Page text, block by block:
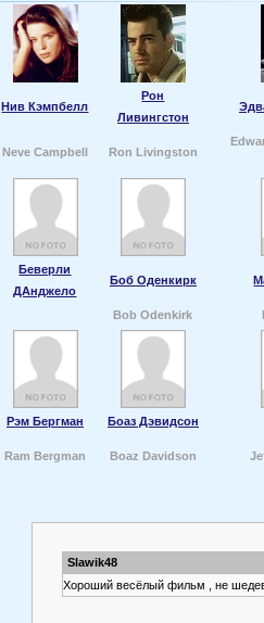
Нив Кэмпбелл
Рон
Ливингстон
Neve Campbell Ron Livingston
Беверли
ДАнджело
Боб Оденкирк
Bob Odenkirk
Рэм Бергман Боаз Дэвидсон
Ram Bergman Boaz Davidson
Slawik48
Хороший весёлый фильм , не